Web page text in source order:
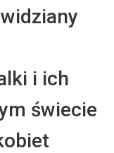
i ich
świecie